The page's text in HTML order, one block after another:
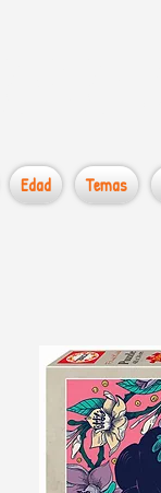
Edad Temas